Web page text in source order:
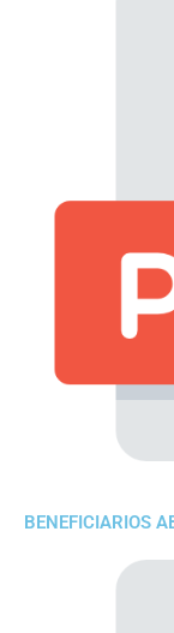
BENEFICIARIOS